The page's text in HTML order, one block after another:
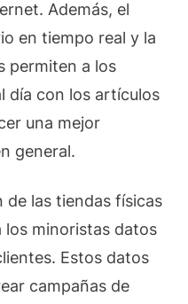
Además, el
en tiempo real y la
permiten a los
día con los artículos
una mejor
general.
de las tiendas físicas
minoristas datos
Estos datos
campañas de